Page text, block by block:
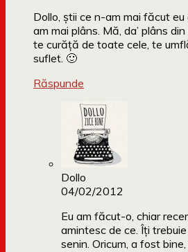
Dollo, ştii ce n-am mai făcut
am mai plâns. Mă, da’ plâns
te curăţă de toate cele, te
suflet. 🙂
Răspunde
Dollo
04/02/2012
Eu am făcut-o, chiar
amintesc de ce. Îți
senin. Oricum, a fost